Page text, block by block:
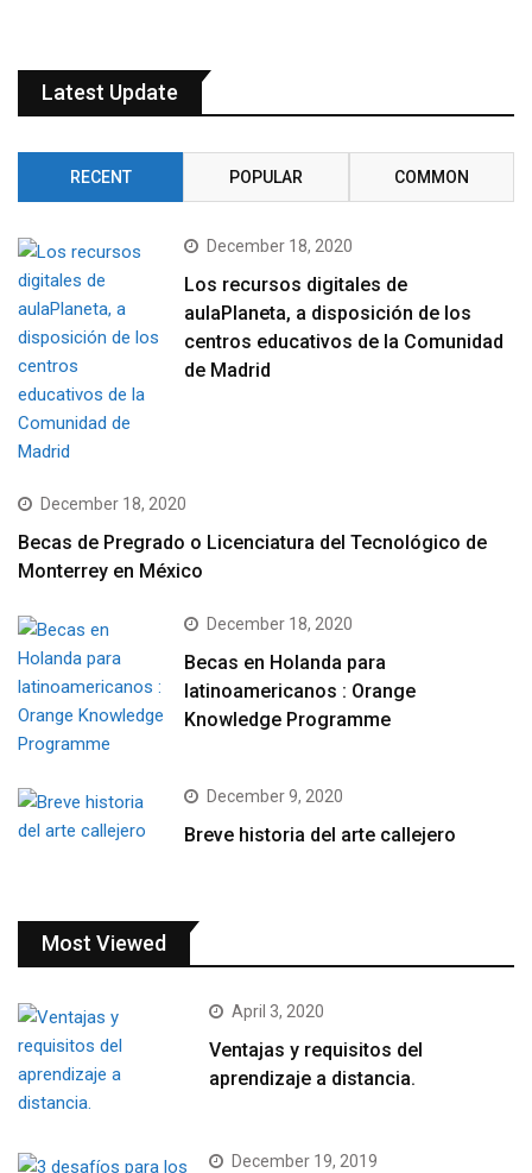
Latest Update
RECENT POPULAR COMMON
December 18, 2020
Los recursos digitales de
aulaPlaneta, a disposición de los
centros educativos de la Comunidad
de Madrid
December 18, 2020
Becas de Pregrado o Licenciatura del Tecnológico de
Monterrey en México
December 18, 2020
Becas en Holanda para
latinoamericanos : Orange
Knowledge Programme
December 9, 2020
Breve historia del arte callejero
Most Viewed
April 3, 2020
Ventajas y requisitos del
aprendizaje a distancia.
December 19, 2019